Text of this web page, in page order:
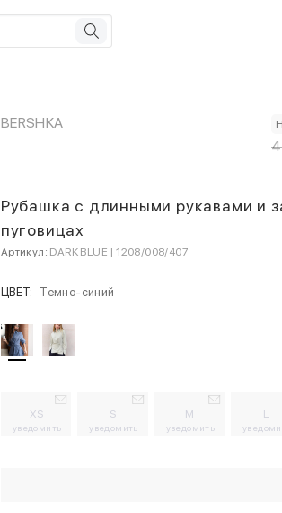
BERSHKA
Рубашка с длинными рукавами и
пуговицах
Артикул: DARK BLUE | 1208/008/407
ЦВЕТ: Темно-синий
XS
уведомить
S
уведомить
M
уведомить
L